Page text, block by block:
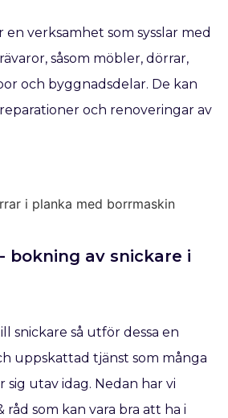
en verksamhet som sysslar med
såsom möbler, dörrar,
och byggnadsdelar. De kan
och renoveringar av
bokning av snickare​ i
snickare så utför dessa en
uppskattad tjänst som många
sig utav idag. Nedan har vi
råd som kan vara bra att ha i